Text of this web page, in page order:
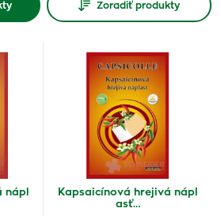
Zoradiť produkty
nápl
Kapsaicínová hrejivá nápl
asť…